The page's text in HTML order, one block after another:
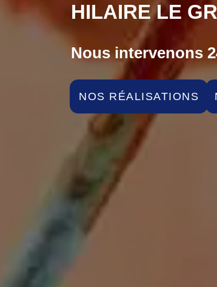
HILAIRE LE
Nous intervenons
NOS RÉALISATIONS